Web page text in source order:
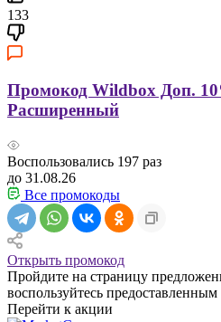
133
Промокод Wildbox Доп.
Расширенный
Воспользовались 197 раз
до 31.08.26
Все промокоды
Открыть промокод
Пройдите на страницу
воспользуйтесь
Перейти к акции